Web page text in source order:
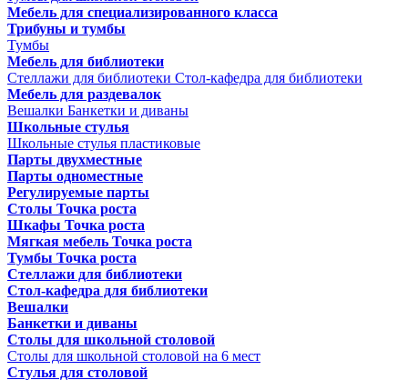
Мебель для специализированного класса
Трибуны и тумбы
Тумбы
Мебель для библиотеки
Стеллажи для библиотеки Стол-кафедра для библиотеки
Мебель для раздевалок
Вешалки Банкетки и диваны
Школьные стулья
Школьные стулья пластиковые
Парты двухместные
Парты одноместные
Регулируемые парты
Столы Точка роста
Шкафы Точка роста
Мягкая мебель Точка роста
Тумбы Точка роста
Стеллажи для библиотеки
Стол-кафедра для библиотеки
Вешалки
Банкетки и диваны
Столы для школьной столовой
Столы для школьной столовой на 6 мест
Стулья для столовой